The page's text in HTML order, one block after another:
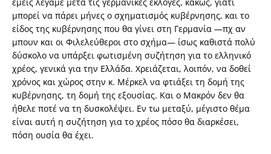
μπορεί να πάρει μήνες ο σχηματισμός κυβέρνησης, και το
είδος της κυβέρνησης που θα γίνει στη Γερμανία —πχ αν
μπουν και οι Φιλελεύθεροι στο σχήμα— ίσως καθιστά πολύ
δύσκολο να υπάρξει φωτισμένη συζήτηση για το ελληνικό
χρέος, γενικά για την Ελλάδα. Χρειάζεται, λοιπόν, να δοθεί
χρόνος και χώρος στην κ. Μέρκελ να φτιάξει τη δομή της
κυβέρνησης, τη δομή της εξουσίας. Και ο Μακρόν δεν θα
ήθελε ποτέ να τη δυσκολέψει. Εν τω μεταξύ, μέγιστο θέμα
είναι αυτή η συζήτηση για το χρέος πόσο θα διαρκέσει,
πόση ουσία θα έχει.